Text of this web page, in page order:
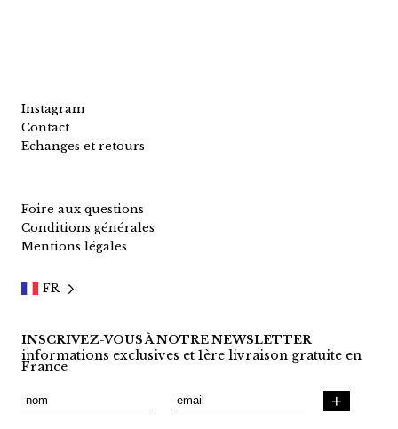
Instagram
Contact
Echanges et retours
Foire aux questions
Conditions générales
Mentions légales
FR
INSCRIVEZ-VOUS À NOTRE NEWSLETTER
informations exclusives et 1ère livraison gratuite en
France